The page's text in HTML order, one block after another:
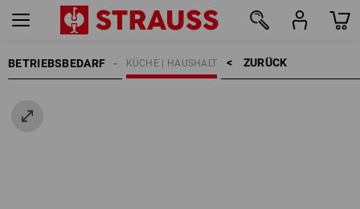
BETRIEBSBEDARF ZURÜCK    >
KÜCHE | HAUSHALT